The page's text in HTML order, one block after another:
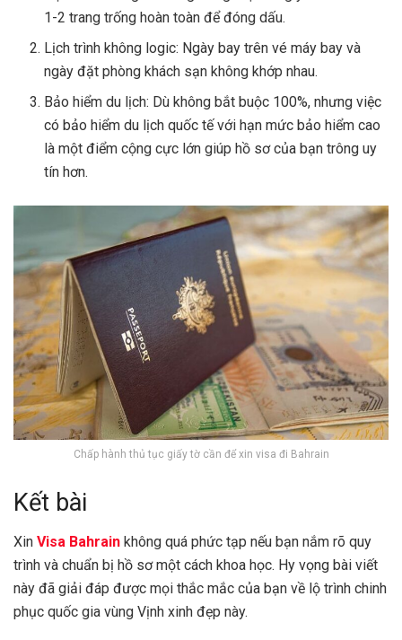
1-2 trang trống hoàn toàn để đóng dấu.
Lịch trình không logic: Ngày bay trên vé máy bay và
ngày đặt phòng khách sạn không khớp nhau.
Bảo hiểm du lịch: Dù không bắt buộc 100%, nhưng việc
có bảo hiểm du lịch quốc tế với hạn mức bảo hiểm cao
là một điểm cộng cực lớn giúp hồ sơ của bạn trông uy
tín hơn.
Chấp hành thủ tục giấy tờ cần để xin visa đi Bahrain
Kết bài
Xin Visa Bahrain không quá phức tạp nếu bạn nắm rõ quy
trình và chuẩn bị hồ sơ một cách khoa học. Hy vọng bài viết
này đã giải đáp được mọi thắc mắc của bạn về lộ trình chinh
phục quốc gia vùng Vịnh xinh đẹp này.